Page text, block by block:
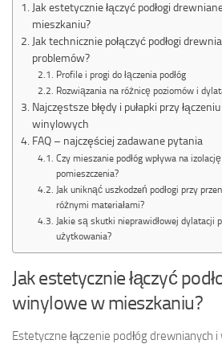
Jak estetycznie łączyć podłogi
mieszkaniu?
Jak technicznie połączyć podłogi
problemów?
Profile i progi do łączenia podłóg
Rozwiązania na różnicę poziomów i
Najczęstsze błędy i pułapki przy
winylowych
FAQ – najczęściej zadawane pytania
Czy mieszanie podłóg wpływa na
pomieszczenia?
Jak uniknąć uszkodzeń podłogi przy
różnymi materiałami?
Jakie są skutki nieprawidłowej dylatacji
użytkowania?
Jak estetycznie łączyć
winylowe w mieszkaniu?
Estetyczne łączenie podłóg drewnianych